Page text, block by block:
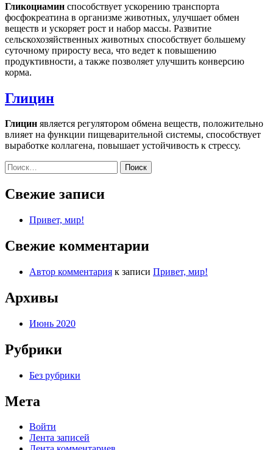
Гликоциамин способствует ускорению транспорта
фосфокреатина в организме животных, улучшает обмен
веществ и ускоряет рост и набор массы. Развитие
сельскохозяйственных животных способствует большему
суточному приросту веса, что ведет к повышению
продуктивности, а также позволяет улучшить конверсию
корма.
Глицин
Глицин является регулятором обмена веществ, положительно
влияет на функции пищеварительной системы, способствует
выработке коллагена, повышает устойчивость к стрессу.
Найти:
Свежие записи
Привет, мир!
Свежие комментарии
Автор комментария к записи Привет, мир!
Архивы
Июнь 2020
Рубрики
Без рубрики
Мета
Войти
Лента записей